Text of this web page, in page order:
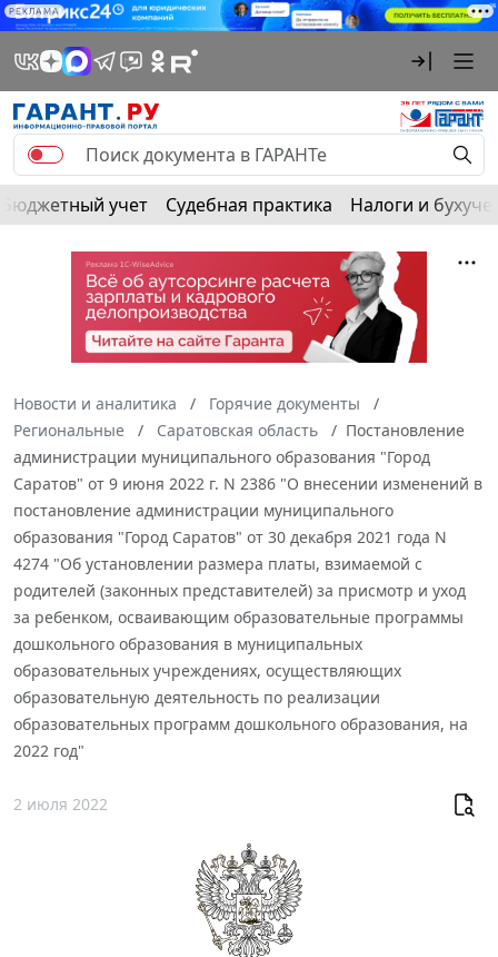
РЕКЛАМА
Бюджетный учет Судебная практика Налоги и
Новости и аналитика
Горячие документы
Региональные
Саратовская область
Постановление
администрации муниципального образования "Город
Саратов" от 9 июня 2022 г. N 2386 "О внесении изменений в
постановление администрации муниципального
образования "Город Саратов" от 30 декабря 2021 года N
4274 "Об установлении размера платы, взимаемой с
родителей (законных представителей) за присмотр и уход
за ребенком, осваивающим образовательные программы
дошкольного образования в муниципальных
образовательных учреждениях, осуществляющих
образовательную деятельность по реализации
образовательных программ дошкольного образования, на
2022 год"
2 июля 2022